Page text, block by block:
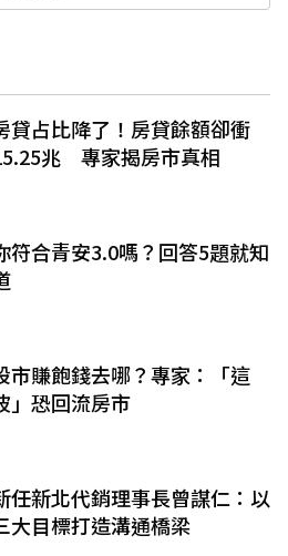
貸占比降了！房貸餘額卻衝
兆 專家揭房市真相
符合青安3.0嗎？回答5題就知
市賺飽錢去哪？專家：「這
」恐回流房市
任新北代銷理事長曾謀仁：以
大目標打造溝通橋梁